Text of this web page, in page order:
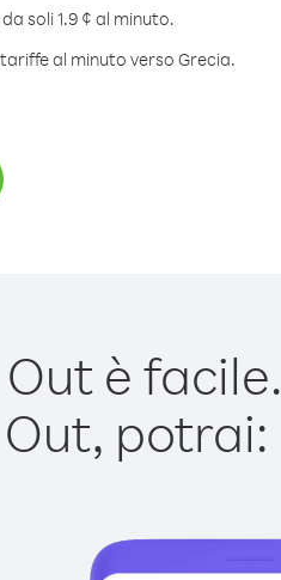
soli 1.9 ¢ al minuto.
al minuto verso Grecia.
è facile.
potrai: